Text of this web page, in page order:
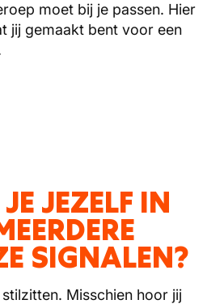
moet bij je passen. Hier
jij gemaakt bent voor een
JEZELF IN
SIGNALEN?
Misschien hoor jij